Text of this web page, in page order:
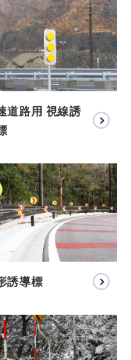
道路用 視線誘
誘導標